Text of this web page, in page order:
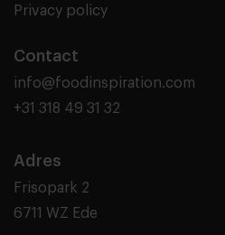
Privacy policy
Contact
info@foodinspiration.com
+31 318 49 31 32
Adres
Frisopark 2
6711 WZ Ede